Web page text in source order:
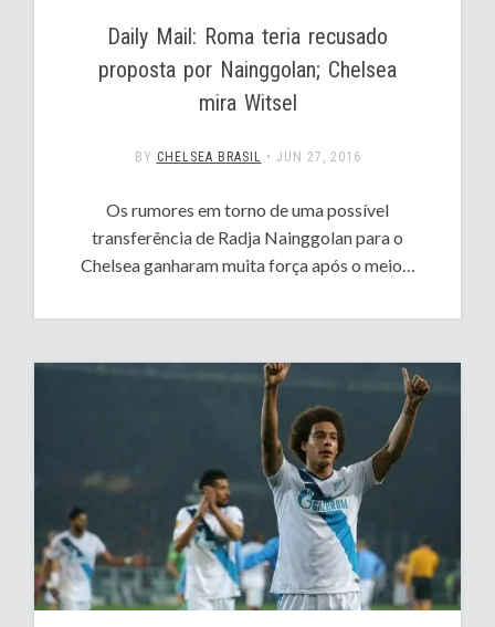
Daily Mail: Roma teria recusado
proposta por Nainggolan; Chelsea
mira Witsel
BY CHELSEA BRASIL • JUN 27, 2016
Os rumores em torno de uma possível
transferência de Radja Nainggolan para o
Chelsea ganharam muita força após o meio…